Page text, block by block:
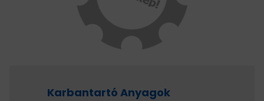
Karbantartó Anyagok